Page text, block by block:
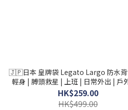
🇯🇵日本 皇牌袋 Legato Largo 防水背
輕身 | 膊頭救星 | 上班 | 日常外出 | 戶
(逢星期日截單後14-21個工作天發
HK$259.00
HK$499.00